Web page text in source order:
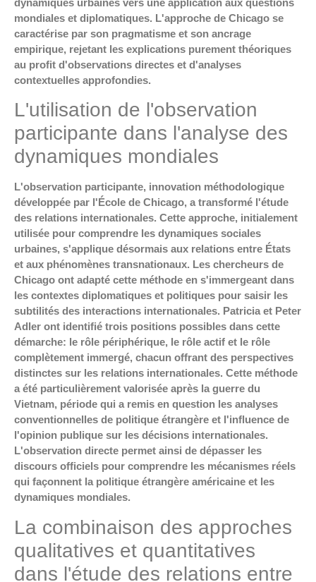
dynamiques urbaines vers une application aux questions
mondiales et diplomatiques. L'approche de Chicago se
caractérise par son pragmatisme et son ancrage
empirique, rejetant les explications purement théoriques
au profit d'observations directes et d'analyses
contextuelles approfondies.
L'utilisation de l'observation
participante dans l'analyse des
dynamiques mondiales
L'observation participante, innovation méthodologique
développée par l'École de Chicago, a transformé l'étude
des relations internationales. Cette approche, initialement
utilisée pour comprendre les dynamiques sociales
urbaines, s'applique désormais aux relations entre États
et aux phénomènes transnationaux. Les chercheurs de
Chicago ont adapté cette méthode en s'immergeant dans
les contextes diplomatiques et politiques pour saisir les
subtilités des interactions internationales. Patricia et Peter
Adler ont identifié trois positions possibles dans cette
démarche: le rôle périphérique, le rôle actif et le rôle
complètement immergé, chacun offrant des perspectives
distinctes sur les relations internationales. Cette méthode
a été particulièrement valorisée après la guerre du
Vietnam, période qui a remis en question les analyses
conventionnelles de politique étrangère et l'influence de
l'opinion publique sur les décisions internationales.
L'observation directe permet ainsi de dépasser les
discours officiels pour comprendre les mécanismes réels
qui façonnent la politique étrangère américaine et les
dynamiques mondiales.
La combinaison des approches
qualitatives et quantitatives
dans l'étude des relations entre